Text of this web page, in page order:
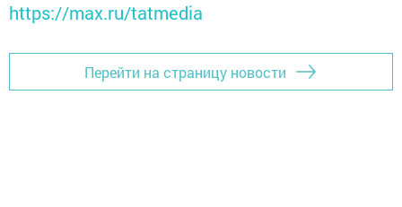
https://max.ru/tatmedia
Перейти на страницу новости